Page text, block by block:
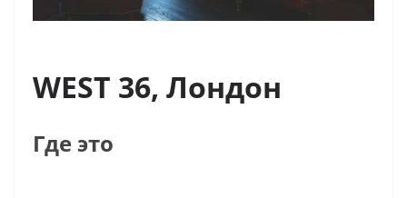
WEST 36, Лондон
Где это